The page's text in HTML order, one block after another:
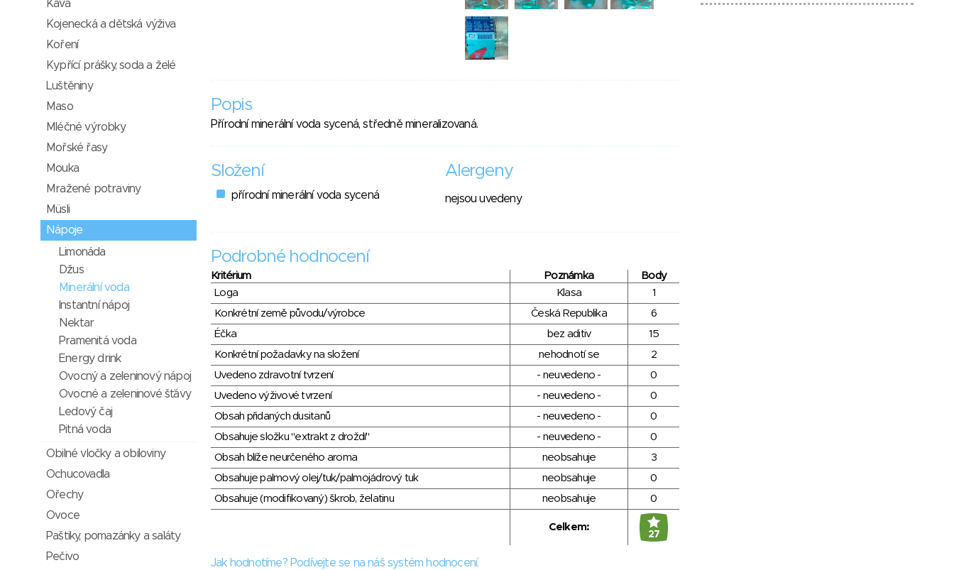
Popis
Přírodní minerální voda sycená, středně mineralizovaná.
Složení
přírodní minerální voda sycená
Alergeny
nejsou uvedeny
Podrobné hodnocení
Kritérium Poznámka
Body
Loga
Klasa
1
Konkrétní země původu/výrobce
Česká Republika
6
Éčka
bez aditiv
15
Konkrétní požadavky na složení
nehodnotí se
2
Uvedeno zdravotní tvrzení
- neuvedeno -
0
Uvedeno výživové tvrzení
- neuvedeno -
0
Obsah přidaných dusitanů
- neuvedeno -
0
Obsahuje složku "extrakt z droždí"
- neuvedeno -
0
Obsah blíže neurčeného aroma
neobsahuje
3
Obsahuje palmový olej/tuk/palmojádrový tuk
neobsahuje
0
Obsahuje (modifikovaný) škrob, želatinu
neobsahuje 0
Celkem:
27
Jak hodnotíme? Podívejte se na náš systém hodnocení.
Káva
Kojenecká a dětská výživa
Koření
Kypřící prášky, soda a želé
Luštěniny
Maso
Mléčné výrobky
Mořské řasy
Mouka
Mražené potraviny
Müsli
Nápoje
Limonáda
Džus
Minerální voda
Instantní nápoj
Nektar
Pramenitá voda
Energy drink
Ovocný a zeleninový nápoj
Ovocné a zeleninové šťávy
Ledový čaj
Pitná voda
Obilné vločky a obiloviny
Ochucovadla
Ořechy
Ovoce
Paštiky, pomazánky a saláty
Pečivo